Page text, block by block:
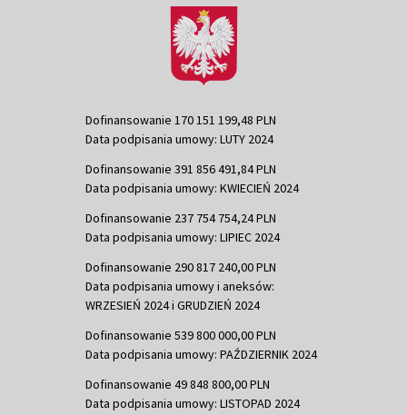
Dofinansowanie 170 151 199,48 PLN
Data podpisania umowy: LUTY 2024
Dofinansowanie 391 856 491,84 PLN
Data podpisania umowy: KWIECIEŃ 2024
Dofinansowanie 237 754 754,24 PLN
Data podpisania umowy: LIPIEC 2024
Dofinansowanie 290 817 240,00 PLN
Data podpisania umowy i aneksów:
WRZESIEŃ 2024 i GRUDZIEŃ 2024
Dofinansowanie 539 800 000,00 PLN
Data podpisania umowy: PAŹDZIERNIK 2024
Dofinansowanie 49 848 800,00 PLN
Data podpisania umowy: LISTOPAD 2024